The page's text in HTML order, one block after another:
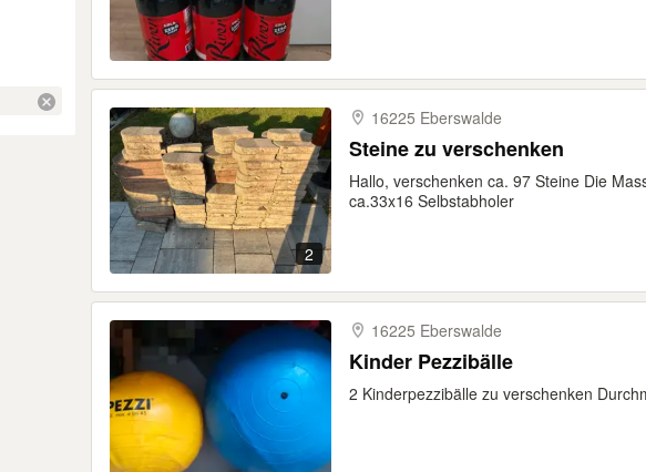
2
16225 Eberswalde
Steine zu verschenken
Hallo, verschenken ca. 97 Steine Die
ca.33x16 Selbstabholer
16225 Eberswalde
Kinder Pezzibälle
2 Kinderpezzibälle zu verschenken